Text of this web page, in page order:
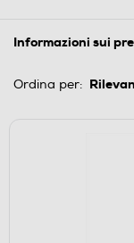
Informazioni sui
Ordina per: